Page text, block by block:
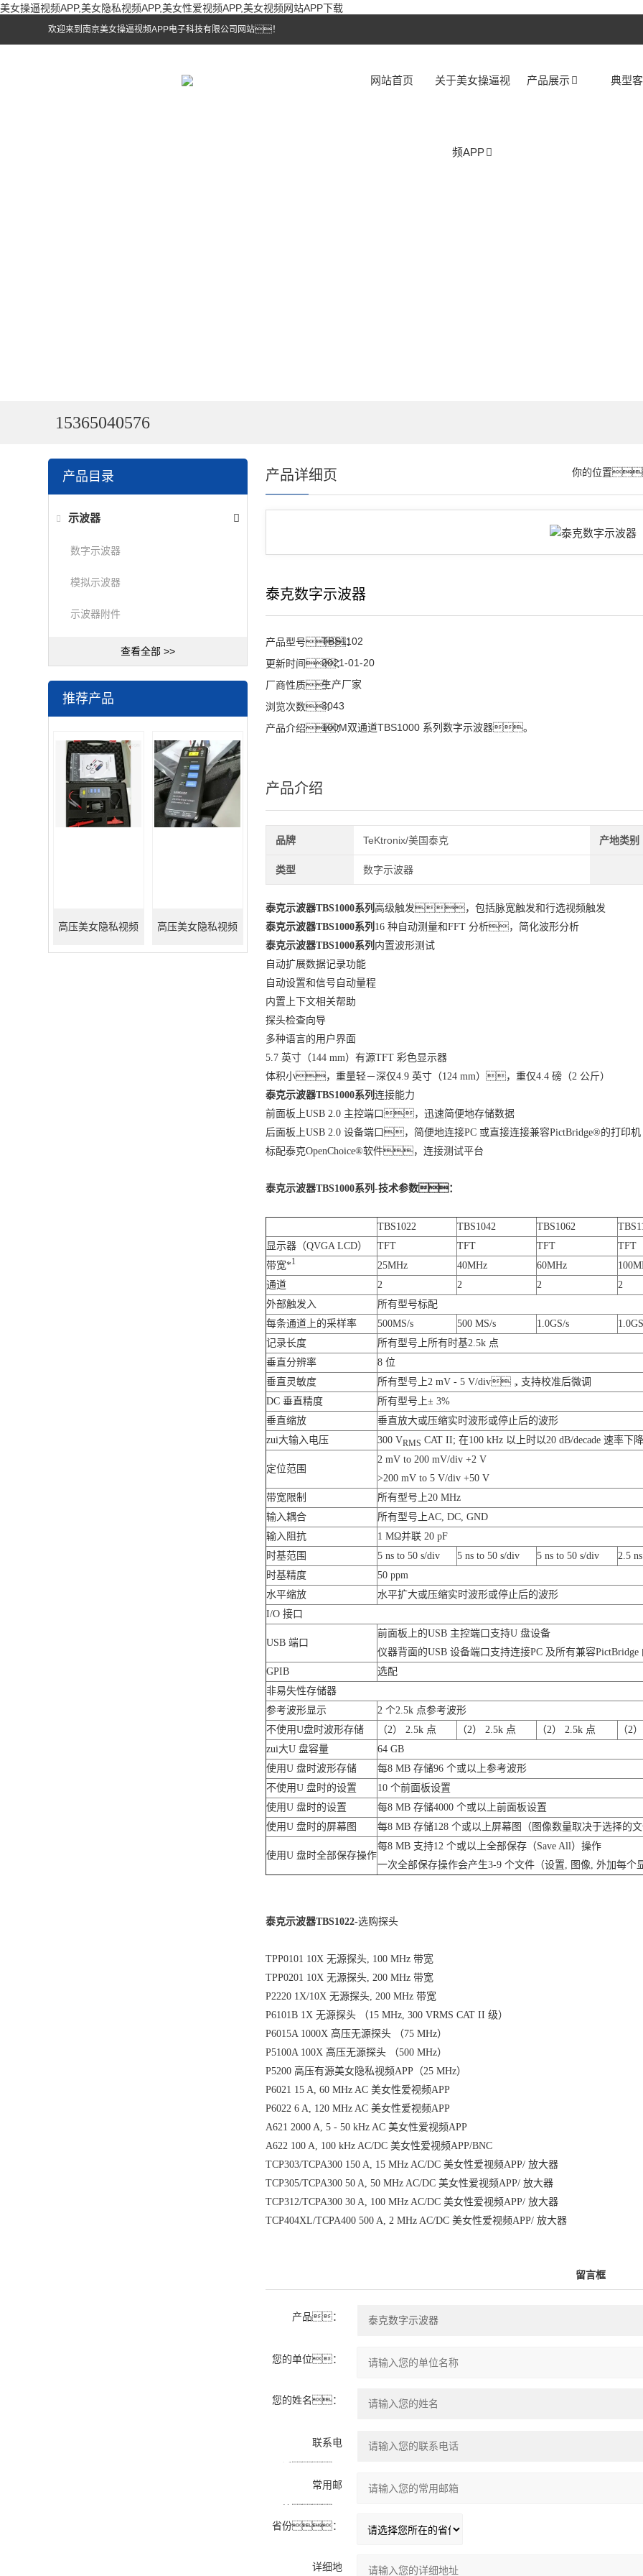
美女操逼视频APP,美女隐私视频APP,美女性爱视频APP,美女视频网站APP下载
欢迎来到南京美女操逼视频APP电子科技有限公司网站！
网站首页 关于美女操逼视
频APP
产品展示 典型
15365040576
产品目录
示波器
数字示波器
模拟示波器
示波器附件
查看全部 >>
推荐产品
高压美女隐私视频 高压美女隐私视频
你的位置
产品详细页
泰克数字示波器
产品型号：
TBS1102
更新时间：2021-01-20
厂商性质：生产厂家
浏览次数：
3043
产品介绍：100M双通道TBS1000 系列数字示波器。
产品介绍
品牌 TeKtronix/美国泰克 产地类别
类型 数字示波器
泰克示波器TBS1000系列 高级触发，包括脉宽触发和行选视频触发
泰克示波器TBS1000系列 16 种自动测量和FFT 分析，简化波形分析
泰克示波器TBS1000系列 内置波形测试
自动扩展数据记录功能
自动设置和信号自动量程
内置上下文相关帮助
探头检查向导
多种语言的用户界面
5.7 英寸（144 mm）有源TFT 彩色显示器
体积小，重量轻－深仅4.9 英寸（124 mm），重仅4.4 磅（2 公斤）
泰克示波器TBS1000系列 连接能力
前面板上USB 2.0 主控端口，迅速简便地存储数据
后面板上USB 2.0 设备端口，简便地连接PC 或直接连接兼容PictBridge®的打印机
标配泰克OpenChoice®软件，连接测试平台
泰克示波器TBS1000系列-技术参数：
TBS1022 TBS1042 TBS1062
显示器（QVGA LCD）
TFT TFT TFT
TFT
带宽*1 25MHz 40MHz 60MHz
通道
2 2 2
2
外部触发入
所有型号标配
每条通道上的采样率
500MS/s 500 MS/s 1.0GS/s
记录长度
所有型号上所有时基2.5k 点
垂直分辨率
8 位
垂直灵敏度
所有型号上2 mV - 5 V/div，支持校准后微调
DC 垂直精度
所有型号上± 3%
垂直缩放
垂直放大或压缩实时波形或停止后的波形
zui大输入电压
300 VRMS CAT II; 在100 kHz 以上时以20 dB/decade 速率
定位范围
2 mV to 200 mV/div +2 V
>200 mV to 5 V/div +50 V
带宽限制
所有型号上20 MHz
输入耦合
所有型号上AC, DC, GND
输入阻抗
1 MΩ并联 20 pF
时基范围
5 ns to 50 s/div 5 ns to 50 s/div 5 ns to 50 s/div
2.5
时基精度
50 ppm
水平缩放
水平扩大或压缩实时波形或停止后的波形
I/O 接口
USB 端口
前面板上的USB 主控端口支持U 盘设备
仪器背面的USB 设备端口支持连接PC 及所有兼容PictBridge
GPIB
选配
非易失性存储器
参考波形显示
2 个2.5k 点参考波形
不使用U盘时波形存储
（2） 2.5k 点 （2） 2.5k 点 （2） 2.5k 点
（2
zui大U 盘容量
64 GB
使用U 盘时波形存储
每8 MB 存储96 个或以上参考波形
不使用U 盘时的设置
10 个前面板设置
使用U 盘时的设置
每8 MB 存储4000 个或以上前面板设置
使用U 盘时的屏幕图
每8 MB 存储128 个或以上屏幕图（图像数量取决于选择的
使用U 盘时全部保存操作
每8 MB 支持12 个或以上全部保存（Save All）操作
一次全部保存操作会产生3-9 个文件（设置, 图像, 外加每个
泰克示波器TBS1022-选购探头
TPP0101 10X 无源探头, 100 MHz 带宽
TPP0201 10X 无源探头, 200 MHz 带宽
P2220 1X/10X 无源探头, 200 MHz 带宽
P6101B 1X 无源探头 （15 MHz, 300 VRMS CAT II 级）
P6015A 1000X 高压无源探头 （75 MHz）
P5100A 100X 高压无源探头 （500 MHz）
P5200 高压有源美女隐私视频APP（25 MHz）
P6021 15 A, 60 MHz AC 美女性爱视频APP
P6022 6 A, 120 MHz AC 美女性爱视频APP
A621 2000 A, 5 - 50 kHz AC 美女性爱视频APP
A622 100 A, 100 kHz AC/DC 美女性爱视频APP/BNC
TCP303/TCPA300 150 A, 15 MHz AC/DC 美女性爱视频APP/ 放大器
TCP305/TCPA300 50 A, 50 MHz AC/DC 美女性爱视频APP/ 放大器
TCP312/TCPA300 30 A, 100 MHz AC/DC 美女性爱视频APP/ 放大器
TCP404XL/TCPA400 500 A, 2 MHz AC/DC 美女性爱视频APP/ 放大器
留言框
产品：
您的单位：
您的姓名：
联系电
常用邮
省份：
详细地